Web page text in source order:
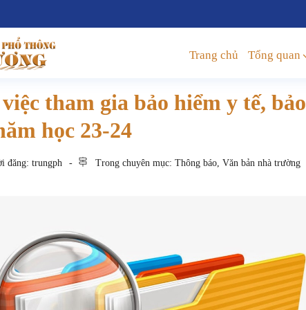
Trang chủ Tổng quan
tham gia bảo hiểm y tế, bảo
học 23-24
đăng: trungph Trong chuyên mục: Thông báo, Văn bản nhà trường